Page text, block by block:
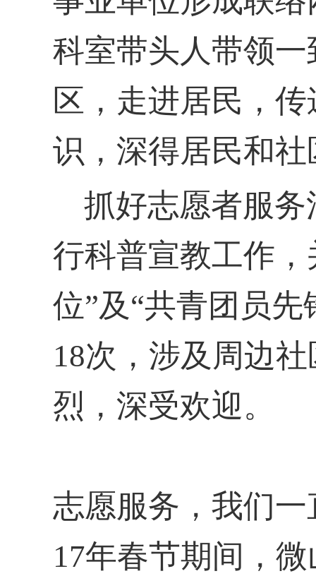
科室带头人带领
区，走进居民，
识，深得居民和
抓好志愿者服务
行科普宣教工作
位”及“共青团员
18次，涉及周边
烈，深受欢迎。
志愿服务，我们
17年春节期间，